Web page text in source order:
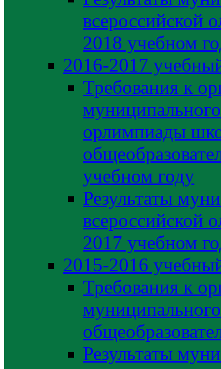
всероссийской
2018 учебном
2016-2017
Требования к
орлимпиады
учебном году
Результаты
всероссийской
2017 учебном
2015-2016
Требования к
Результаты